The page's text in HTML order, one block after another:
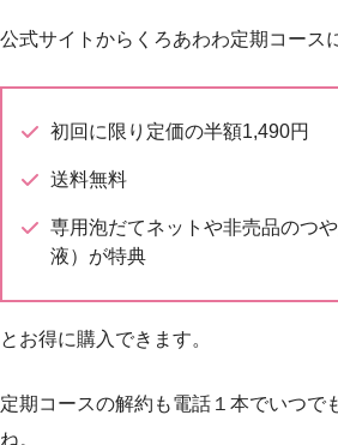
公式サイトからくろあわわ定期コース
初回に限り定価の半額1,490円
送料無料
専用泡だてネットや非売品のつ
液）が特典
とお得に購入できます。
定期コースの解約も電話１本でいつで
ね。